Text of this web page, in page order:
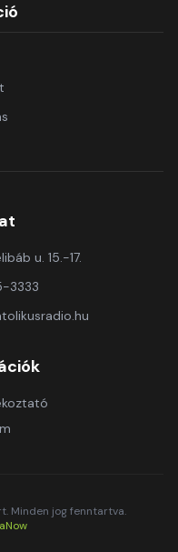
u. 15.-17.
3333
Minden jog fenntartva.